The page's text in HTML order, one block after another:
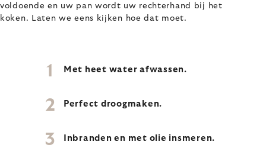
voldoende en uw pan wordt uw rechterhand bij het
koken. Laten we eens kijken hoe dat moet.
Met heet water afwassen.
Perfect droogmaken.
Inbranden en met olie insmeren.